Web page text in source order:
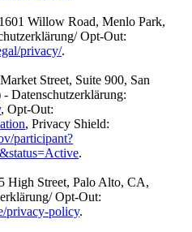
Willow Road, Menlo Park,
Opt-Out:
privacy/.
Street, Suite 900, San
Datenschutzerklärung:
, Opt-Out:
, Privacy Shield:
participant?
.
High Street, Palo Alto, CA,
Opt-Out:
privacy-policy.